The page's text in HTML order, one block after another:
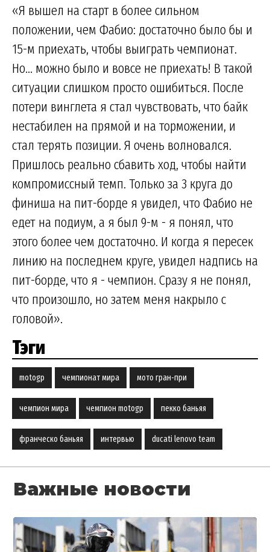
«Я вышел на старт в более сильном
положении, чем Фабио: достаточно было бы и
15-м приехать, чтобы выиграть чемпионат.
Но... можно было и вовсе не приехать! В такой
ситуации слишком просто ошибиться. После
потери винглета я стал чувствовать, что байк
нестабилен на прямой и на торможении, и
стал терять позиции. Я очень волновался.
Пришлось реально сбавить ход, чтобы найти
компромиссный темп. Только за 3 круга до
финиша на пит-борде я увидел, что Фабио не
едет на подиум, а я был 9-м - я понял, что
этого более чем достаточно. И когда я пересек
линию на последнем круге, увидел надпись на
пит-борде, что я - чемпион. Сразу я не понял,
что произошло, но затем меня накрыло с
головой».
Тэги
motogp чемпионат мира мото гран-при
чемпион мира чемпион motogp пекко баньяя
франческо баньяя интервью ducati lenovo team
Важные новости